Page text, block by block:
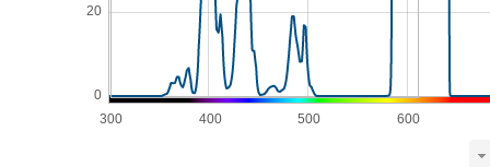
300 400 500 600
0
20